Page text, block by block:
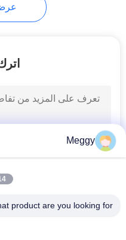
عوازل
عازل
21
Meggy
product are you looking for?